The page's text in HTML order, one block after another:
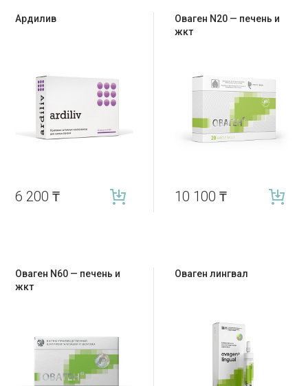
Ардилив
6 200₸
Оваген N20 — печень и
жкт
10 100 ₸
Оваген N60 — печень и
жкт
Оваген лингвал